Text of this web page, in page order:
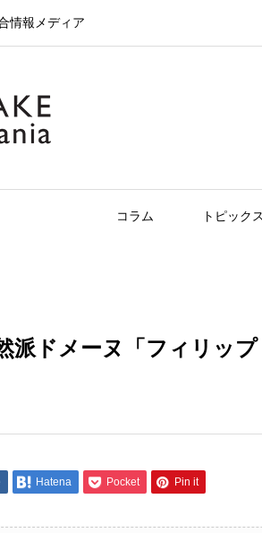
情報メディア
コラム トピックス
派ドメーヌ「フィリッ
Hatena Pocket Pin it